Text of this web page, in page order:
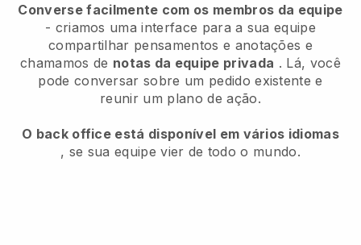
Converse facilmente com os membros da equipe
- criamos uma interface para a sua equipe
compartilhar pensamentos e anotações e
chamamos de notas da equipe privada . Lá, você
pode conversar sobre um pedido existente e
reunir um plano de ação.
O back office está disponível em vários idiomas
, se sua equipe vier de todo o mundo.